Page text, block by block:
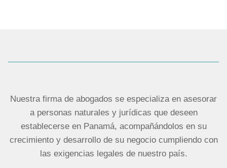
Nuestra firma de abogados se especializa en asesorar
a personas naturales y jurídicas que deseen
establecerse en Panamá, acompañándolos en su
crecimiento y desarrollo de su negocio cumpliendo con
las exigencias legales de nuestro país.